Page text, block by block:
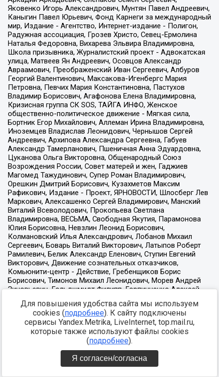
Для повышения удобства сайта мы используем
cookies (подробнее). К сайту подключены
сервисы Yandex.Metrika, LiveInternet, top.mail.ru,
которые также используют файлы cookies
(подробнее).
Я согласен/согласна